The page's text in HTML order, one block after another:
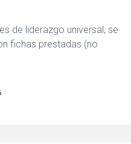
de liderazgo universal, se
fichas prestadas (no